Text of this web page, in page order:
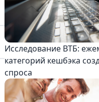
Исследование ВТБ:
категорий кешбэка
спроса